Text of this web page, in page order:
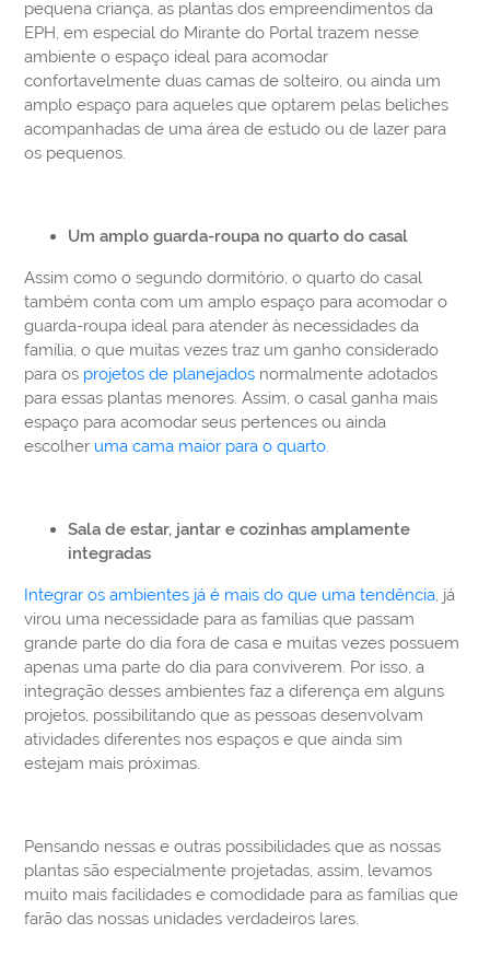
pequena criança, as plantas dos empreendimentos da
EPH, em especial do Mirante do Portal trazem nesse
ambiente o espaço ideal para acomodar
confortavelmente duas camas de solteiro, ou ainda um
amplo espaço para aqueles que optarem pelas beliches
acompanhadas de uma área de estudo ou de lazer para
os pequenos.
Um amplo guarda-roupa no quarto do casal
Assim como o segundo dormitório, o quarto do casal
também conta com um amplo espaço para acomodar o
guarda-roupa ideal para atender às necessidades da
família, o que muitas vezes traz um ganho considerado
para os projetos de planejados normalmente adotados
para essas plantas menores. Assim, o casal ganha mais
espaço para acomodar seus pertences ou ainda
escolher uma cama maior para o quarto.
Sala de estar, jantar e cozinhas amplamente
integradas
Integrar os ambientes já é mais do que uma tendência, já
virou uma necessidade para as famílias que passam
grande parte do dia fora de casa e muitas vezes possuem
apenas uma parte do dia para conviverem. Por isso, a
integração desses ambientes faz a diferença em alguns
projetos, possibilitando que as pessoas desenvolvam
atividades diferentes nos espaços e que ainda sim
estejam mais próximas.
Pensando nessas e outras possibilidades que as nossas
plantas são especialmente projetadas, assim, levamos
muito mais facilidades e comodidade para as famílias que
farão das nossas unidades verdadeiros lares.